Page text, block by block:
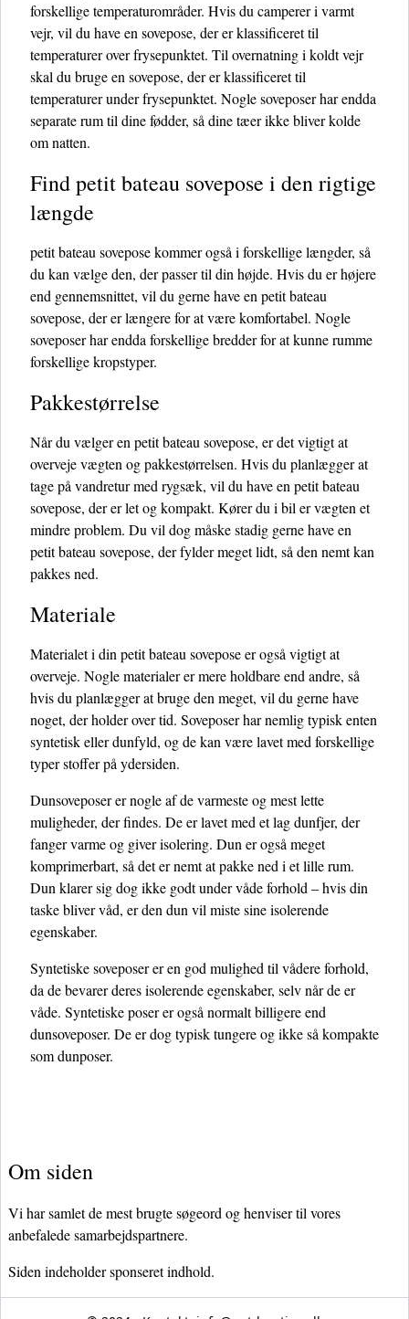
forskellige temperaturområder. Hvis du camperer i varmt
vejr, vil du have en sovepose, der er klassificeret til
temperaturer over frysepunktet. Til overnatning i koldt vejr
skal du bruge en sovepose, der er klassificeret til
temperaturer under frysepunktet. Nogle soveposer har endda
separate rum til dine fødder, så dine tæer ikke bliver kolde
om natten.
Find petit bateau sovepose i den rigtige
længde
petit bateau sovepose kommer også i forskellige længder, så
du kan vælge den, der passer til din højde. Hvis du er højere
end gennemsnittet, vil du gerne have en petit bateau
sovepose, der er længere for at være komfortabel. Nogle
soveposer har endda forskellige bredder for at kunne rumme
forskellige kropstyper.
Pakkestørrelse
Når du vælger en petit bateau sovepose, er det vigtigt at
overveje vægten og pakkestørrelsen. Hvis du planlægger at
tage på vandretur med rygsæk, vil du have en petit bateau
sovepose, der er let og kompakt. Kører du i bil er vægten et
mindre problem. Du vil dog måske stadig gerne have en
petit bateau sovepose, der fylder meget lidt, så den nemt kan
pakkes ned.
Materiale
Materialet i din petit bateau sovepose er også vigtigt at
overveje. Nogle materialer er mere holdbare end andre, så
hvis du planlægger at bruge den meget, vil du gerne have
noget, der holder over tid. Soveposer har nemlig typisk enten
syntetisk eller dunfyld, og de kan være lavet med forskellige
typer stoffer på ydersiden.
Dunsoveposer er nogle af de varmeste og mest lette
muligheder, der findes. De er lavet med et lag dunfjer, der
fanger varme og giver isolering. Dun er også meget
komprimerbart, så det er nemt at pakke ned i et lille rum.
Dun klarer sig dog ikke godt under våde forhold – hvis din
taske bliver våd, er den dun vil miste sine isolerende
egenskaber.
Syntetiske soveposer er en god mulighed til vådere forhold,
da de bevarer deres isolerende egenskaber, selv når de er
våde. Syntetiske poser er også normalt billigere end
dunsoveposer. De er dog typisk tungere og ikke så kompakte
som dunposer.
Om siden
Vi har samlet de mest brugte søgeord og henviser til vores
anbefalede samarbejdspartnere.
Siden indeholder sponseret indhold.